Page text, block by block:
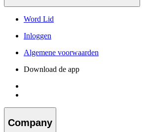
Word Lid
Inloggen
Algemene voorwaarden
Download de app
Company